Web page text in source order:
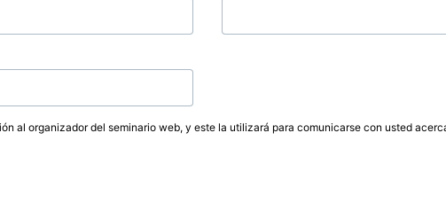
al organizador del seminario web, y este la utilizará para comunicarse con usted